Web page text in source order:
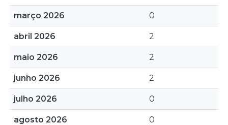
março 2026 0
abril 2026 2
maio 2026 2
junho 2026 2
julho 2026 0
agosto 2026 0